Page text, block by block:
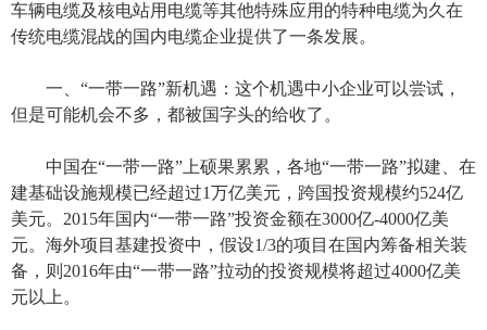
车辆电缆及核电站用电缆等其他特殊应用的特种电缆为久在
传统电缆混战的国内电缆企业提供了一条发展。
一、“一带一路”新机遇：这个机遇中小企业可以尝试，
但是可能机会不多，都被国字头的给收了。
中国在“一带一路”上硕果累累，各地“一带一路”拟建、在
建基础设施规模已经超过1万亿美元，跨国投资规模约524亿
美元。2015年国内“一带一路”投资金额在3000亿-4000亿美
元。海外项目基建投资中，假设1/3的项目在国内筹备相关装
备，则2016年由“一带一路”拉动的投资规模将超过4000亿美
元以上。